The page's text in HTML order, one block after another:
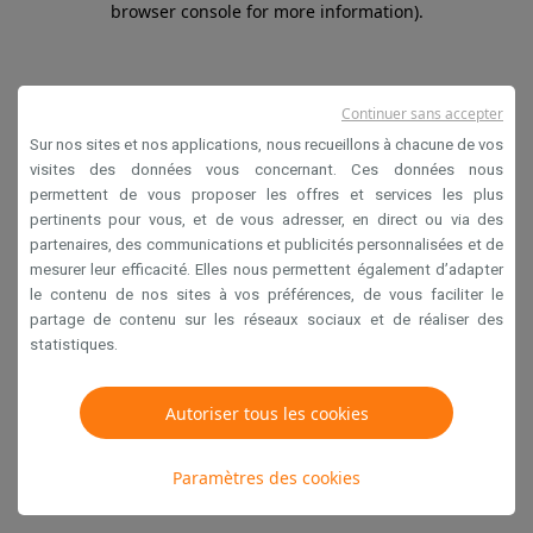
browser console for more information).
Sur nos sites et nos applications, nous recueillons à chacune de vos
visites des données vous concernant. Ces données nous
permettent de vous proposer les offres et services les plus
pertinents pour vous, et de vous adresser, en direct ou via des
partenaires, des communications et publicités personnalisées et de
mesurer leur efficacité. Elles nous permettent également d’adapter
le contenu de nos sites à vos préférences, de vous faciliter le
partage de contenu sur les réseaux sociaux et de réaliser des
statistiques.
Autoriser tous les cookies
Paramètres des cookies
Continuer sans accepter